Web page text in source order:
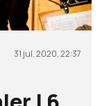
31 jul, 2020, 22:37